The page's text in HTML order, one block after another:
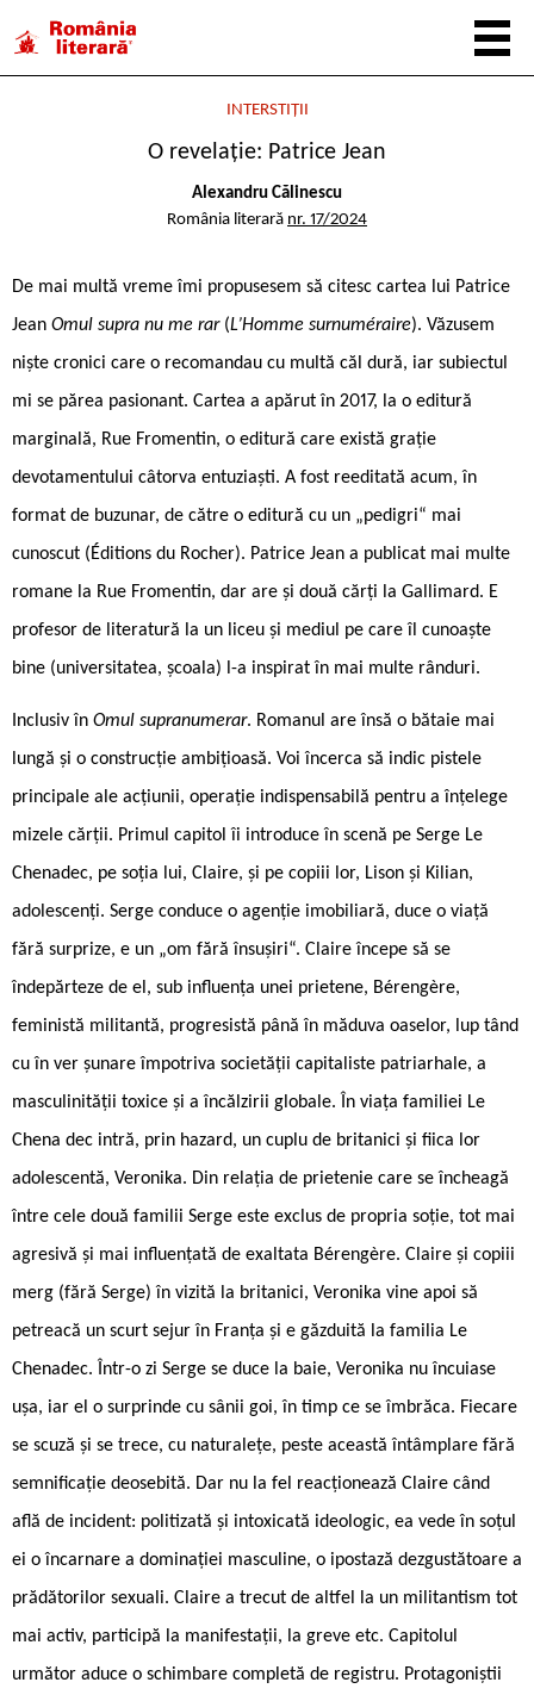
INTERSTIȚII
O revelație: Patrice Jean
Alexandru Călinescu
România literară nr. 17/2024
De mai multă vreme îmi propusesem să citesc cartea lui Patrice
Jean Omul supra nu ­me rar (L’Homme surnuméraire). Văzusem
niște cronici care o recomandau cu multă căl ­dură, iar subiectul
mi se părea pasionant. Cartea a apărut în 2017, la o editură
marginală, Rue Fromentin, o editură care există grație
devotamentului câtorva entuziaști. A fost reeditată acum, în
format de buzunar, de către o editură cu un „pedigri“ mai
cunoscut (Éditions du Rocher). Patrice Jean a publicat mai multe
romane la Rue Fromentin, dar are și două cărți la Gallimard. E
profesor de literatură la un liceu și mediul pe care îl cunoaște
bine (universitatea, școala) l-a inspirat în mai multe rânduri.
Inclusiv în Omul supranumerar. Romanul are însă o bătaie mai
lungă și o construcție ambițioasă. Voi încerca să indic pistele
principale ale acțiunii, operație indispensabilă pentru a înțelege
mizele cărții. Primul capitol îi introduce în scenă pe Serge Le
Chenadec, pe soția lui, Claire, și pe copiii lor, Lison și Kilian,
adolescenți. Serge conduce o agenție imobiliară, duce o viață
fără surprize, e un „om fără însușiri“. Claire începe să se
îndepărteze de el, sub influența unei prietene, Bérengère,
feministă militantă, progresistă până în măduva oaselor, lup ­tând
cu în ver șunare împotriva societății capitaliste patriarhale, a
masculinității toxice și a încălzirii globale. În viața familiei Le
Chena ­dec intră, prin hazard, un cuplu de britanici și fiica lor
adolescentă, Veronika. Din relația de prietenie care se încheagă
între cele două familii Serge este exclus de propria soție, tot mai
agresivă și mai influențată de exaltata Bé­rengère. Claire și copiii
merg (fără Serge) în vizită la britanici, Veronika vine apoi să
petreacă un scurt sejur în Franța și e găzduită la familia Le
Chenadec. Într-o zi Serge se duce la baie, Veronika nu încuiase
ușa, iar el o surprinde cu sânii goi, în timp ce se îmbrăca. Fiecare
se scuză și se trece, cu naturalețe, peste această întâmplare fără
semnificație deosebită. Dar nu la fel reacționează Claire când
află de incident: politizată și intoxicată ideologic, ea vede în soțul
ei o încarnare a dominației masculine, o ipostază dezgustătoare a
prădătorilor sexuali. Claire a trecut de altfel la un militantism tot
mai activ, participă la manifestații, la greve etc. Capitolul
următor aduce o schimbare completă de registru. Protagoniștii